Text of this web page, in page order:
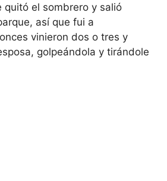
quitó el sombrero y salió
así que fui a
vinieron dos o tres y
golpeándola y tirándole